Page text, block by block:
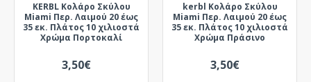
KERBL Κολάρο Σκύλου
Miami Περ. Λαιμού 20 έως
35 εκ. Πλάτος 10 χιλιοστά
Χρώμα Πορτοκαλί
3,50€
kerbl Κολάρο Σκύλου
Miami Περ. Λαιμού 20 έως
35 εκ. Πλάτος 10 χιλιοστά
Χρώμα Πράσινο
3,50€